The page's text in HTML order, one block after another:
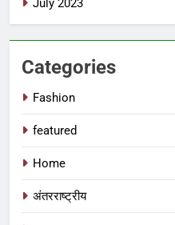
July 2023
Categories
Fashion
featured
Home
अंतरराष्ट्रीय